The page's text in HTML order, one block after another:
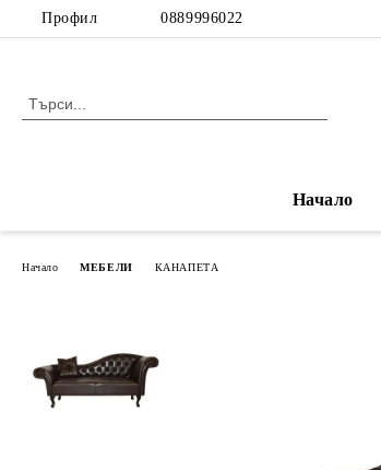
Профил 0889996022
Начало
Начало МЕБЕЛИ КАНАПЕТА